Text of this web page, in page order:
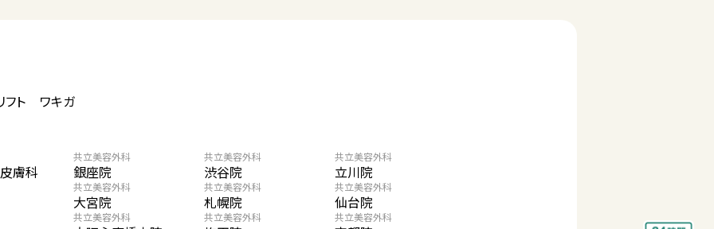
フト ワキガ
膚科
共立美容外科
銀座院
共立美容外科
渋谷院
共立美容外科
立川院
共立美容外科
大宮院
共立美容外科
札幌院
共立美容外科
仙台院
共立美容外科 共立美容外科 共立美容外科